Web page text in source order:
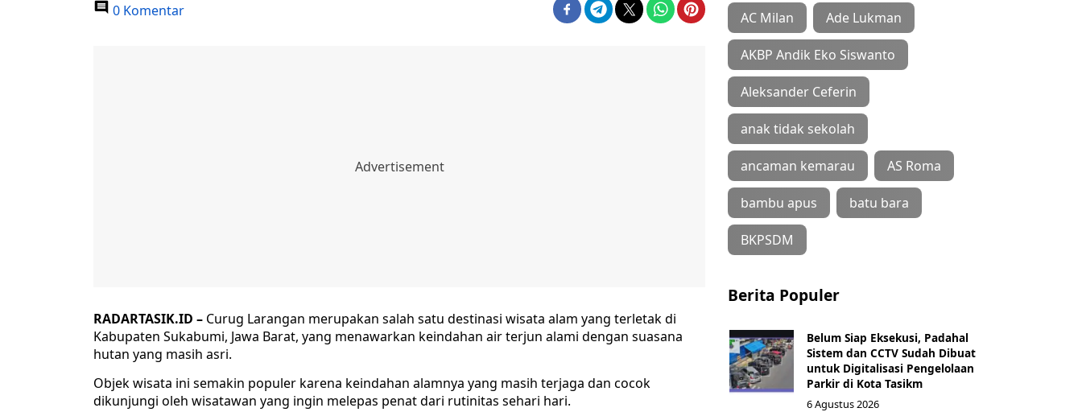
0 Komentar
RADARTASIK.ID – Curug Larangan merupakan salah satu destinasi wisata alam yang terletak di
Kabupaten Sukabumi, Jawa Barat, yang menawarkan keindahan air terjun alami dengan suasana
hutan yang masih asri.
Objek wisata ini semakin populer karena keindahan alamnya yang masih terjaga dan cocok
dikunjungi oleh wisatawan yang ingin melepas penat dari rutinitas sehari hari.
AC Milan Ade Lukman
AKBP Andik Eko Siswanto
Aleksander Ceferin
anak tidak sekolah
ancaman kemarau AS Roma
bambu apus batu bara
BKPSDM
Berita Populer
Belum Siap Eksekusi, Padahal
Sistem dan CCTV Sudah Dibuat
untuk Digitalisasi Pengelolaan
Parkir di Kota Tasikm
6 Agustus 2026